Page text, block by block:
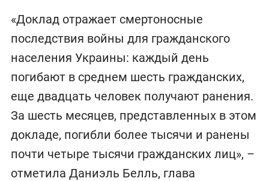
«Доклад отражает смертоносные
последствия войны для гражданского
населения Украины: каждый день
погибают в среднем шесть гражданских,
еще двадцать человек получают ранения.
За шесть месяцев, представленных в этом
докладе, погибли более тысячи и ранены
почти четыре тысячи гражданских лиц», –
отметила Даниэль Белль, глава